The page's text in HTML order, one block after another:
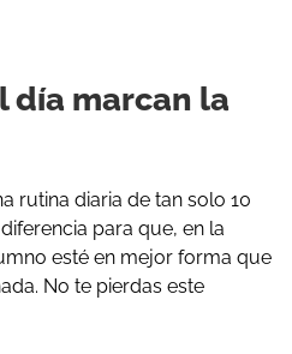
día marcan la
rutina diaria de tan solo 10
para que, en la
esté en mejor forma que
No te pierdas este